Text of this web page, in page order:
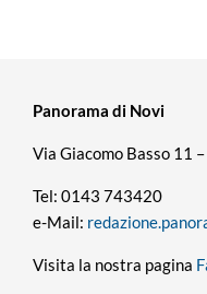
Panorama di Novi
Via Giacomo Basso 11
Tel: 0143 743420
e-Mail:
Visita la nostra pagina